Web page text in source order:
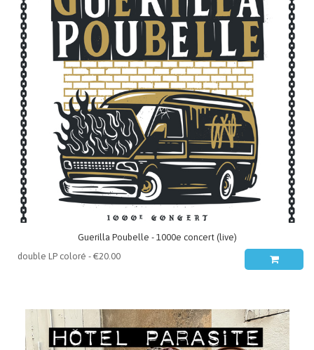
Guerilla Poubelle - 1000e concert (live)